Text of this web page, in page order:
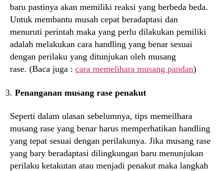
baru pastinya akan memiliki reaksi yang berbeda beda.
Untuk membantu musah cepat beradaptasi dan
menuruti perintah maka yang perlu dilakukan pemiliki
adalah melakukan cara handling yang benar sesuai
dengan perilaku yang ditunjukan oleh musang
rase. (Baca juga : cara memelihara musang pandan)
Penanganan musang rase penakut
Seperti dalam ulasan sebelumnya, tips memeilhara
musang rase yang benar harus memperhatikan handling
yang tepat sesuai dengan perilakunya. Jika musang rase
yang bary beradaptasi dilingkungan baru menunjukan
perilaku ketakutan atau menjadi penakut maka langkah